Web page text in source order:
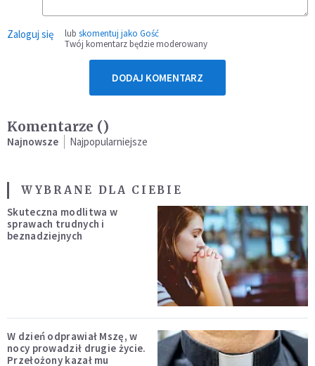
Zaloguj się lub skomentuj jako Gość
Twój komentarz będzie moderowany
DODAJ KOMENTARZ
Komentarze ()
Najnowsze Najpopularniejsze
WYBRANE DLA CIEBIE
Skuteczna modlitwa w
sprawach trudnych i
beznadziejnych
W dzień odprawiał Mszę, w
nocy prowadził drugie życie.
Przełożony kazał mu